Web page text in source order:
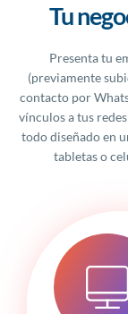
Tu
Presenta tu
(previamente
contacto por
vínculos a tus
todo diseñado en
tabletas o